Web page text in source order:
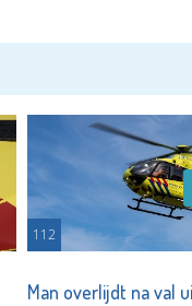
112
Man overlijdt na val